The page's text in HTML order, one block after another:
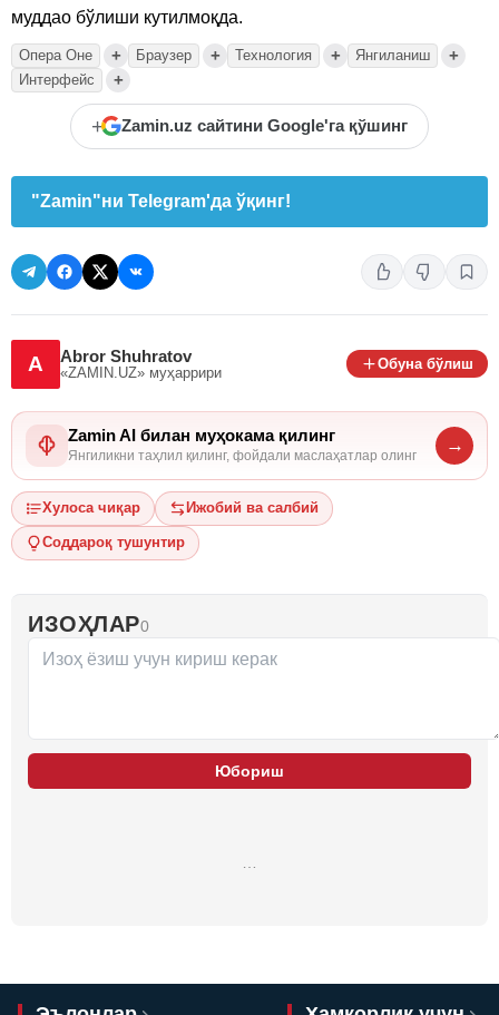
муддао бўлиши кутилмоқда.
Опера Оне + Браузер + Технология + Янгиланиш +
Интерфейс +
+ Zamin.uz сайтини Google'га қўшинг
"Zamin"ни Telegram'да ўқинг!
A Abror Shuhratov
«ZAMIN.UZ» муҳаррири
Обуна бўлиш
Zamin AI билан муҳокама қилинг
Янгиликни таҳлил қилинг, фойдали маслаҳатлар олинг
→
Хулоса чиқар Ижобий ва салбий
Соддароқ тушунтир
ИЗОҲЛАР0
Юбориш